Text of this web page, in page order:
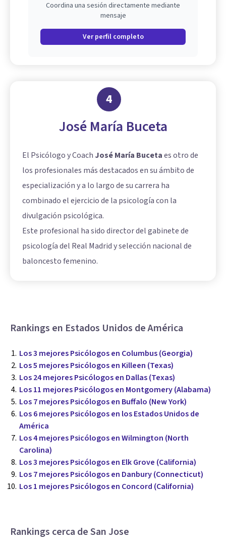
Coordina una sesión directamente mediante
mensaje
Ver perfil completo
4
José María Buceta
El Psicólogo y Coach José María Bucetaes otro de
los profesionales más destacados en su ámbito de
especialización y a lo largo de su carrera ha
combinado el ejercicio de la psicología con la
divulgación psicológica.
Este profesional ha sido director del gabinete de
psicología del Real Madrid y selección nacional de
baloncesto femenino.
Rankings en Estados Unidos de América
Los 3 mejores Psicólogos en Columbus (Georgia)
Los 5 mejores Psicólogos en Killeen (Texas)
Los 24 mejores Psicólogos en Dallas (Texas)
Los 11 mejores Psicólogos en Montgomery (Alabama)
Los 7 mejores Psicólogos en Buffalo (New York)
Los 6 mejores Psicólogos en los Estados Unidos de
América
Los 4 mejores Psicólogos en Wilmington (North
Carolina)
Los 3 mejores Psicólogos en Elk Grove (California)
Los 7 mejores Psicólogos en Danbury (Connecticut)
Los 1 mejores Psicólogos en Concord (California)
Rankings cerca de San Jose